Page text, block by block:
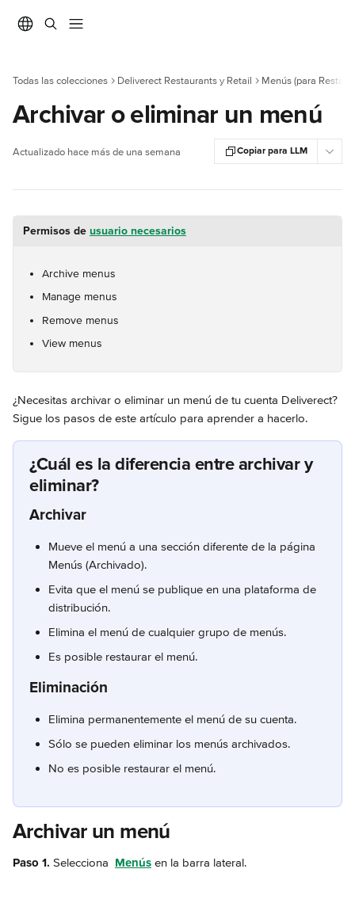
Todas las colecciones Deliverect Restaurants y Retail Menús (para
Archivar o eliminar un menú
Actualizado hace más de una semana Copiar para LLM
Permisos de usuario necesarios
Archive menus
Manage menus
Remove menus
View menus
¿Necesitas archivar o eliminar un menú de tu cuenta Deliverect?
Sigue los pasos de este artículo para aprender a hacerlo.
¿Cuál es la diferencia entre archivar y
eliminar?
Archivar
Mueve el menú a una sección diferente de la página
Menús (Archivado).
Evita que el menú se publique en una plataforma de
distribución.
Elimina el menú de cualquier grupo de menús.
Es posible restaurar el menú.
Eliminación
Elimina permanentemente el menú de su cuenta.
Sólo se pueden eliminar los menús archivados.
No es posible restaurar el menú.
Archivar un menú
Paso 1. Selecciona Menús en la barra lateral.